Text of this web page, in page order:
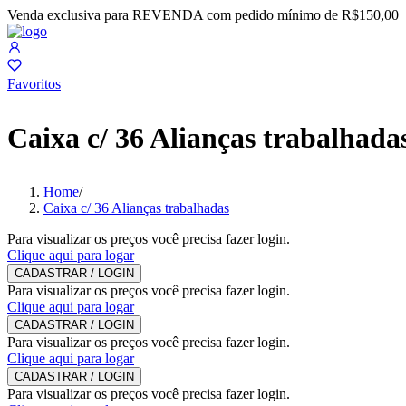
Venda exclusiva para REVENDA com pedido mínimo de R$150,00
Favoritos
Caixa c/ 36 Alianças
Home/
Caixa c/ 36 Alianças trabalhadas
Para visualizar os preços você precisa fazer login.
Clique aqui para logar
CADASTRAR / LOGIN
Para visualizar os preços você precisa fazer login.
Clique aqui para logar
CADASTRAR / LOGIN
Para visualizar os preços você precisa fazer login.
Clique aqui para logar
CADASTRAR / LOGIN
Para visualizar os preços você precisa fazer login.